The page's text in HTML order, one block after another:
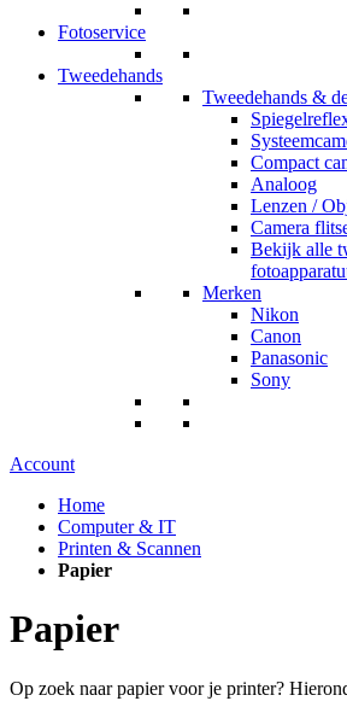
Fotoservice
Tweedehands
Tweedehands &
Compact
Analoog
Lenzen /
Camera
Bekijk alle
Merken
Nikon
Canon
Panasonic
Sony
Account
Home
Computer & IT
Printen & Scannen
Papier
Papier
Op zoek naar papier voor je printer?